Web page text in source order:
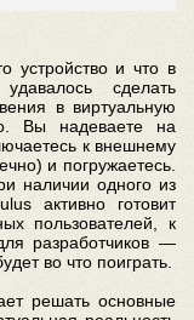
устройство и что в
сделать
в виртуальную
Вы надеваете на
к внешнему
и погружаетесь.
наличии одного из
активно готовит
пользователей, к
разработчиков —
во что поиграть.
решать основные